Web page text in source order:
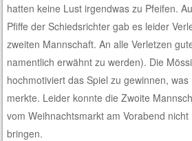
hatten keine Lust irgendwas zu Pfeifen.
Pfiffe der Schiedsrichter gab es leider
zweiten Mannschaft. An alle Verletzen
namentlich erwähnt zu werden). Die
hochmotiviert das Spiel zu gewinnen,
merkte. Leider konnte die Zwoite
vom Weihnachtsmarkt am Vorabend
bringen.